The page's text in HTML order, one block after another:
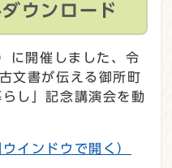
ウンロード
に開催しました、令
文書が伝える御所町
し」記念講演会を動
ウインドウで開く）